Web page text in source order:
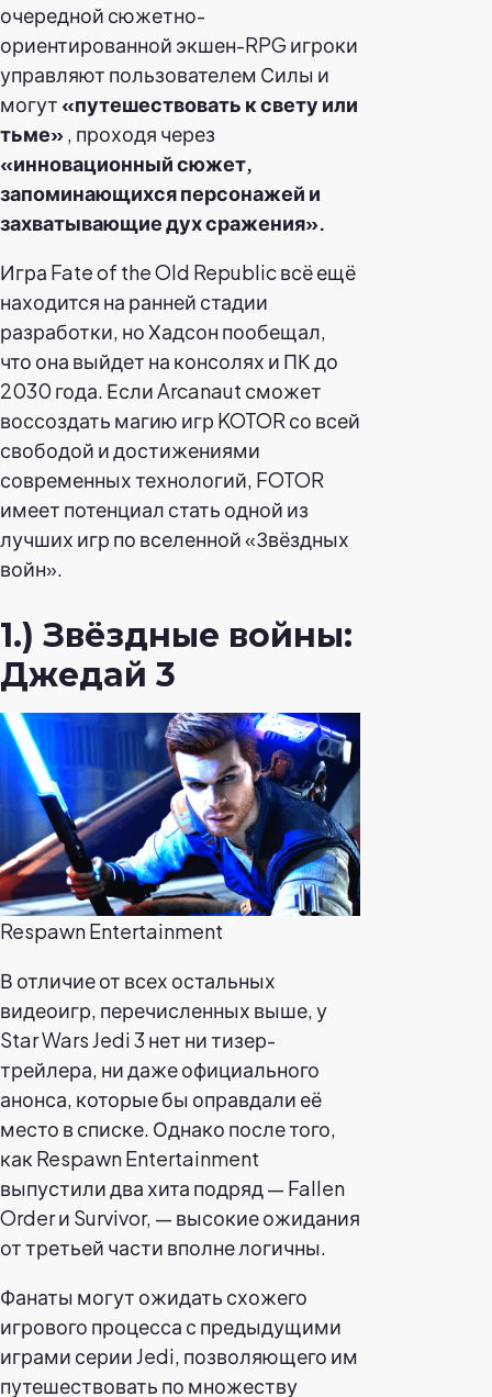
очередной сюжетно-
ориентированной экшен-RPG игроки
управляют пользователем Силы и
могут «путешествовать к свету или
тьме», проходя через
«инновационный сюжет,
запоминающихся персонажей и
захватывающие дух сражения».
Игра Fate of the Old Republic всё ещё
находится на ранней стадии
разработки, но Хадсон пообещал,
что она выйдет на консолях и ПК до
2030 года. Если Arcanaut сможет
воссоздать магию игр KOTOR со всей
свободой и достижениями
современных технологий, FOTOR
имеет потенциал стать одной из
лучших игр по вселенной «Звёздных
войн».
1.) Звёздные войны:
Джедай 3
Respawn Entertainment
В отличие от всех остальных
видеоигр, перечисленных выше, у
Star Wars Jedi 3 нет ни тизер-
трейлера, ни даже официального
анонса, которые бы оправдали её
место в списке. Однако после того,
как Respawn Entertainment
выпустили два хита подряд — Fallen
Order и Survivor, — высокие ожидания
от третьей части вполне логичны.
Фанаты могут ожидать схожего
игрового процесса с предыдущими
играми серии Jedi, позволяющего им
путешествовать по множеству